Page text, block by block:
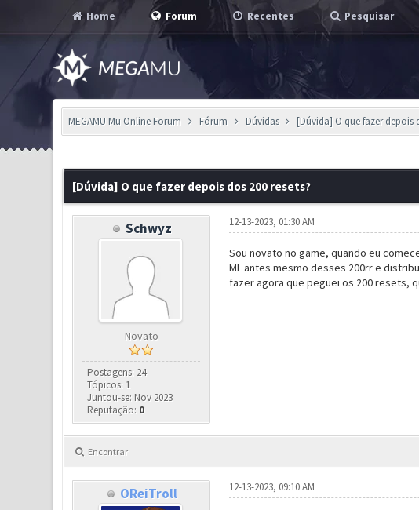
Home Forum Recentes Pesquisar
MEGAMU Mu Online Forum Fórum Dúvidas [Dúvida] O que fazer depois
[Dúvida] O que fazer depois dos 200 resets?
Schwyz
Novato
Postagens: 24
Tópicos: 1
Juntou-se: Nov 2023
Reputação: 0
12-13-2023, 01:30 AM
Sou novato no game, quando eu
ML antes mesmo desses 200rr e
fazer agora que peguei os 200 resets,
Encontrar
OReiTroll 12-13-2023, 09:10 AM